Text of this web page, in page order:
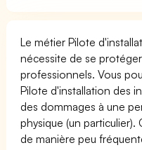
Le métier Pilote
nécessite de se
professionnels. Vous
Pilote d'installation des
des dommages à une
physique (un
de manière peu